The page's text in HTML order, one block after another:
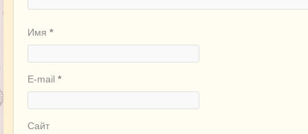
Имя *
E-mail *
Сайт